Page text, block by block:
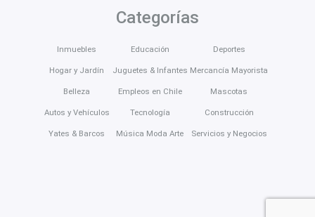
Categorías
Inmuebles
Hogar y Jardín
Belleza
Autos y Vehículos
Yates & Barcos
Educación
Juguetes & Infantes
Empleos en Chile
Tecnología
Música Moda Arte
Deportes
Mercancía Mayorista
Mascotas
Construcción
Servicios y Negocios